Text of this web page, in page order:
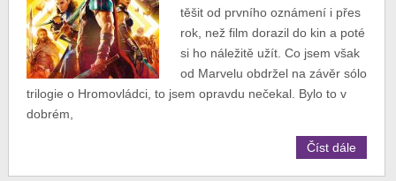
těšit od prvního oznámení i přes
rok, než film dorazil do kin a poté
si ho náležitě užít. Co jsem však
od Marvelu obdržel na závěr sólo
trilogie o Hromovládci, to jsem opravdu nečekal. Bylo to v
dobrém,
Číst dále